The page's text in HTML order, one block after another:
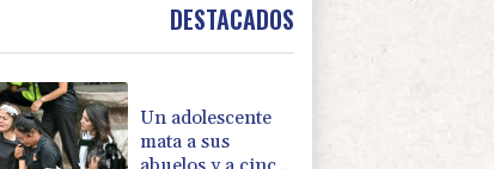
DESTACADOS
Un adolescente
mata a sus